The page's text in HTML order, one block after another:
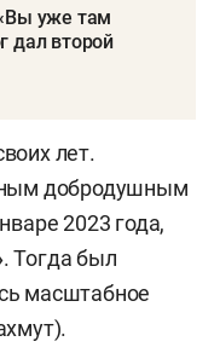
уже там
дал второй
лет.
добродушным
2023 года,
. Тогда был
масштабное